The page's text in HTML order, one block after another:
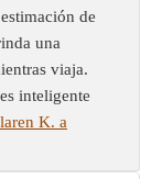
de
una
viaja.
inteligente
K. a